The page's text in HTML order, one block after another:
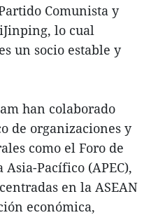
Comunista y
lo cual
un socio estable y
han colaborado
de organizaciones y
como el Foro de
Pacífico (APEC),
en la ASEAN
económica,